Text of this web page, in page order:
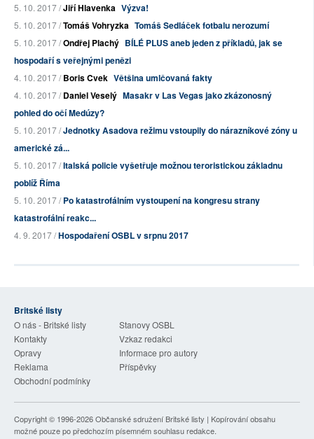
5. 10. 2017 /Jiří Hlavenka Výzva!
5. 10. 2017 /Tomáš Vohryzka Tomáš Sedláček fotbalu nerozumí
5. 10. 2017 /Ondřej Plachý BÍLÉ PLUS aneb jeden z příkladů, jak se
hospodaří s veřejnými penězi
4. 10. 2017 /Boris Cvek Většina umlčovaná fakty
4. 10. 2017 /Daniel Veselý Masakr v Las Vegas jako zkázonosný
pohled do očí Medúzy?
5. 10. 2017 /Jednotky Asadova režimu vstoupily do nárazníkové zóny u
americké zá...
5. 10. 2017 /Italská policie vyšetřuje možnou teroristickou základnu
poblíž Říma
5. 10. 2017 /Po katastrofálním vystoupení na kongresu strany
katastrofální reakc...
4. 9. 2017 /Hospodaření OSBL v srpnu 2017
Britské listy
O nás - Britské listy
Stanovy OSBL
Kontakty
Vzkaz redakci
Opravy
Informace pro autory
Reklama
Příspěvky
Obchodní podmínky
Copyright © 1996-2026Občanské sdružení Britské listy | Kopírování obsahu
možné pouze po předchozím písemném souhlasu redakce.